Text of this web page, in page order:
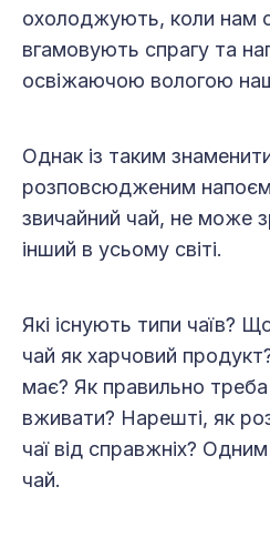
охолоджують, коли нам
вгамовують спрагу та
освіжаючою вологою
Однак із таким
розповсюдженим
звичайний чай, не може
інший в усьому світі.
Які існують типи чаїв?
чай як харчовий
має? Як правильно
вживати? Нарешті, як
чаї від справжніх?
чай.